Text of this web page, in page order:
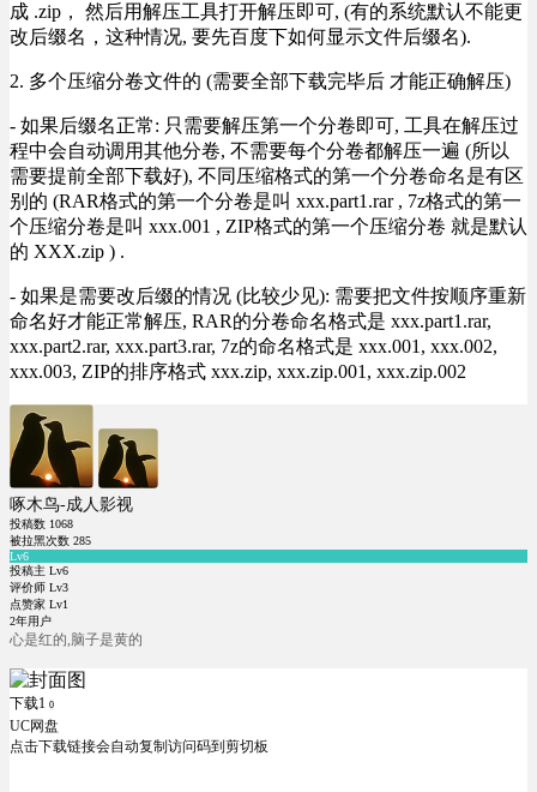
成 .zip， 然后用解压工具打开解压即可, (有的系统默认不能更
改后缀名，这种情况, 要先百度下如何显示文件后缀名).
2. 多个压缩分卷文件的 (需要全部下载完毕后 才能正确解压)
- 如果后缀名正常: 只需要解压第一个分卷即可, 工具在解压过
程中会自动调用其他分卷, 不需要每个分卷都解压一遍 (所以
需要提前全部下载好), 不同压缩格式的第一个分卷命名是有区
别的 (RAR格式的第一个分卷是叫 xxx.part1.rar , 7z格式的第一
个压缩分卷是叫 xxx.001 , ZIP格式的第一个压缩分卷 就是默认
的 XXX.zip ) .
- 如果是需要改后缀的情况 (比较少见): 需要把文件按顺序重新
命名好才能正常解压, RAR的分卷命名格式是 xxx.part1.rar,
xxx.part2.rar, xxx.part3.rar, 7z的命名格式是 xxx.001, xxx.002,
xxx.003, ZIP的排序格式 xxx.zip, xxx.zip.001, xxx.zip.002
啄木鸟-成人影视
投稿数 1068
被拉黑次数 285
Lv6
投稿主 Lv6
评价师 Lv3
点赞家 Lv1
2年用户
心是红的,脑子是黄的
下载1 0
UC网盘
点击下载链接会自动复制访问码到剪切板